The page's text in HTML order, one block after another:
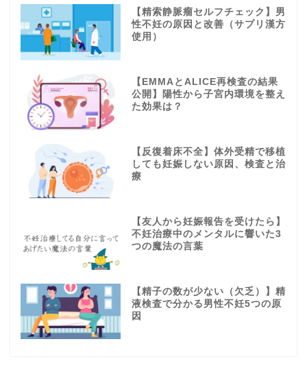
【精索静脈瘤セルフチェック】男
性不妊の原因と改善（サプリ漢方
使用）
【EMMAとALICE再検査の結果
公開】陽性から子宮内環境を整え
た効果は？
【反復着床不全】体外受精で移植
しても妊娠しない原因、検査と治
療
【友人から妊娠報告を受けたら】
不妊治療中のメンタルに響いた3
つの魔法の言葉
【精子の数が少ない（欠乏）】精
液検査で分かる男性不妊5つの原
因